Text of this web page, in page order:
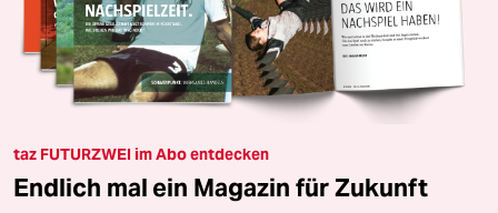
taz FUTURZWEI im Abo entdecken
Endlich mal ein Magazin für Zukunft